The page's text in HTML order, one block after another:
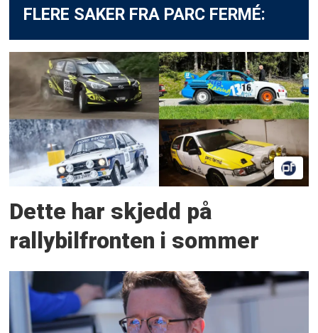
FLERE SAKER FRA PARC FERMÉ:
Dette har skjedd på
rallybilfronten i sommer